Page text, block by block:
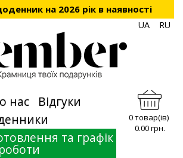
на 2026 рік в наявності
UA RU
нас
Відгуки
та графік
роботи
0 товар(ів)
0.00 грн.